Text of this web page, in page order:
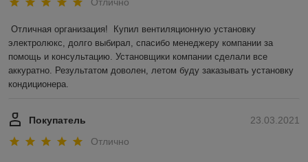
Отличная организация!  Купил вентиляционную установку
электролюкс, долго выбирал, спасибо менеджеру компании за
помощь и консультацию. Установщики компании сделали все
аккуратно. Результатом доволен, летом буду заказывать установку
кондиционера.
23.03.2021
Покупатель
Отлично